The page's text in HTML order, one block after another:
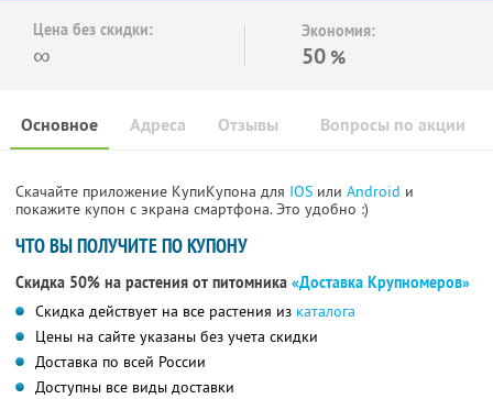
Цена без скидки:
∞
Экономия:
50 %
Основное Отзывы Вопросы по акции
Адреса
Скачайте приложение КупиКупона для IOS или Android и
покажите купон с экрана смартфона. Это удобно :)
ЧТО ВЫ ПОЛУЧИТЕ ПО КУПОНУ
Скидка 50% на растения от питомника «Доставка Крупномеров»
Скидка действует на все растения из каталога
Цены на сайте указаны без учета скидки
Доставка по всей России
Доступны все виды доставки